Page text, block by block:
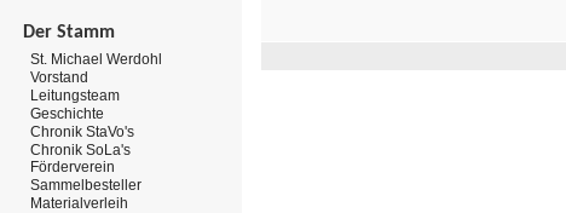
Der Stamm
St. Michael Werdohl
Vorstand
Leitungsteam
Geschichte
Chronik StaVo's
Chronik SoLa's
Förderverein
Sammelbesteller
Materialverleih